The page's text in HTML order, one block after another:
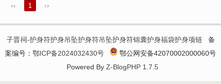
‹‹ 1 ››
子晋祠-护身符护身吊坠护身符吊坠护身符锦囊护身福袋护身项链备
案编号： 鄂ICP备2024032430号
鄂公网安备42070002000060号
Powered By Z-BlogPHP 1.7.5